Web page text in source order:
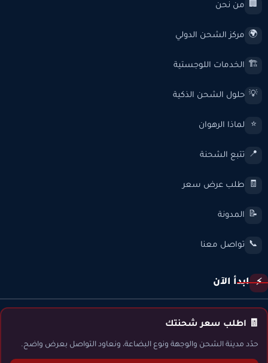
🏢 من نحن
🌍 مركز الشحن الدولي
🏗️ الخدمات اللوجستية
💡 حلول الشحن الذكية
⭐ لماذا الرهوان
📍 تتبع الشحنة
🧾 طلب عرض سعر
📝 المدونة
📞 تواصل معنا
⚡ ابدأ الآن
🧾 اطلب سعر شحنتك
حدّد مدينة الشحن والوجهة ونوع البضاعة، ونعاود التواصل بعرض واضح.